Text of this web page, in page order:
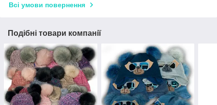
Всі умови повернення
Подібні товари компанії